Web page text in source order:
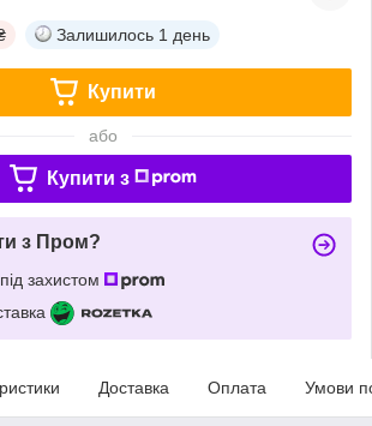
Залишилось 1 день
Купити
або
Купити з
з Пром?
захистом
Доставка Оплата Умови